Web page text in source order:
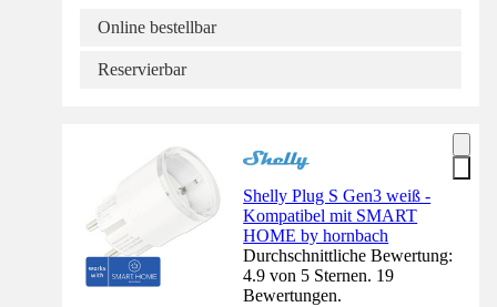
Online bestellbar
Reservierbar
Shelly Plug S Gen3 weiß -
Kompatibel mit SMART
HOME by hornbach
Durchschnittliche Bewertung:
4.9 von 5 Sternen. 19
Bewertungen.